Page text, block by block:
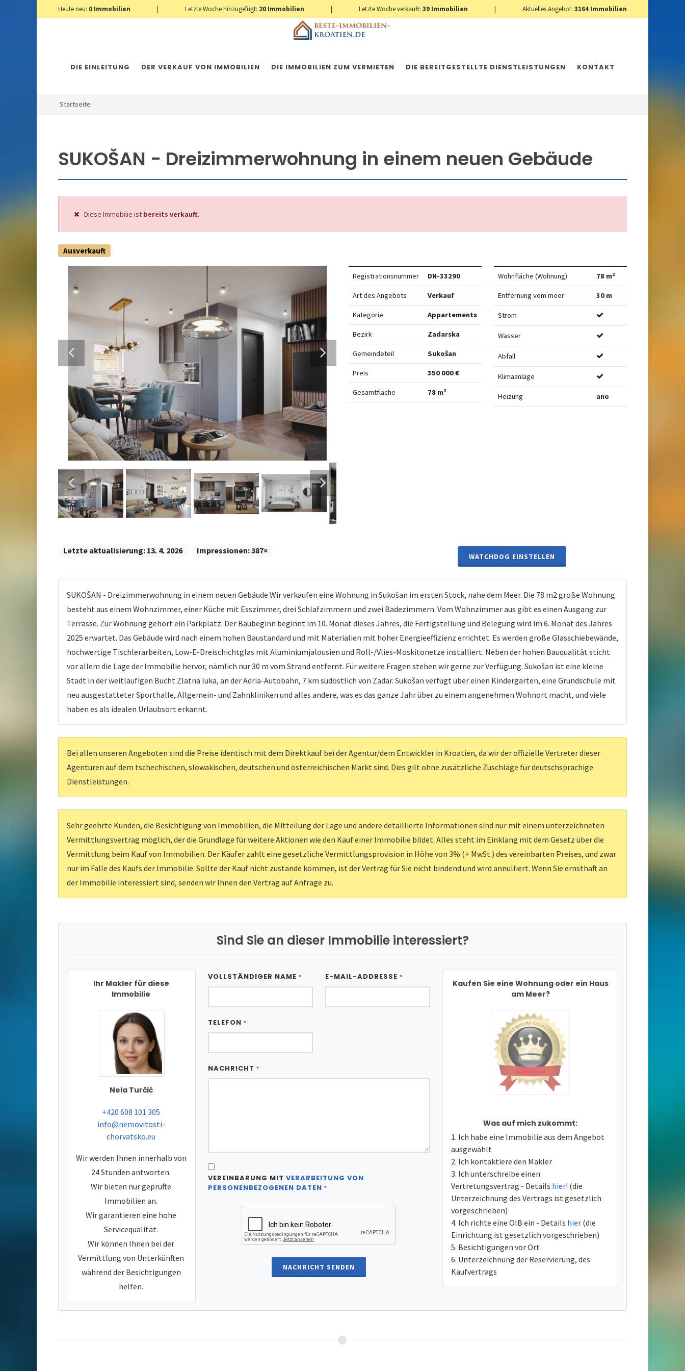
Heute neu: 0 Immobilien | Letzte Woche hinzugefügt: 20 Immobilien | Letzte Woche verkauft: 39 Immobilien | Aktuelles Angebot: 3164 Immobilien
DIE EINLEITUNG DER VERKAUF VON IMMOBILIEN DIE IMMOBILIEN ZUM VERMIETEN DIE BEREITGESTELLTE DIENSTLEISTUNGEN KONTAKT
Startseite
SUKOŠAN - Dreizimmerwohnung in einem neuen Gebäude
Diese Immobilie ist bereits verkauft.
Ausverkauft
Registrationsnummer DN-33290
Art des Angebots Verkauf
Kategorie Appartements
Bezirk Zadarska
Gemeindeteil Sukošan
Preis 350 000 €
Gesamtfläche 78 m²
Wohnfläche (Wohnung) 78 m²
Entfernung vom meer 30 m
Strom
Wasser
Abfall
Klimaanlage
Heizung ano
Letzte aktualisierung: 13. 4. 2026 Impressionen:387×
WATCHDOG EINSTELLEN
SUKOŠAN - Dreizimmerwohnung in einem neuen Gebäude Wir verkaufen eine Wohnung in Sukošan im ersten Stock, nahe dem Meer. Die 78 m2 große Wohnung
besteht aus einem Wohnzimmer, einer Küche mit Esszimmer, drei Schlafzimmern und zwei Badezimmern. Vom Wohnzimmer aus gibt es einen Ausgang zur
Terrasse. Zur Wohnung gehört ein Parkplatz. Der Baubeginn beginnt im 10. Monat dieses Jahres, die Fertigstellung und Belegung wird im 6. Monat des Jahres
2025 erwartet. Das Gebäude wird nach einem hohen Baustandard und mit Materialien mit hoher Energieeffizienz errichtet. Es werden große Glasschiebewände,
hochwertige Tischlerarbeiten, Low-E-Dreischichtglas mit Aluminiumjalousien und Roll-/Vlies-Moskitonetze installiert. Neben der hohen Bauqualität sticht
vor allem die Lage der Immobilie hervor, nämlich nur 30 m vom Strand entfernt. Für weitere Fragen stehen wir gerne zur Verfügung. Sukošan ist eine kleine
Stadt in der weitläufigen Bucht Zlatna luka, an der Adria-Autobahn, 7 km südöstlich von Zadar. Sukošan verfügt über einen Kindergarten, eine Grundschule mit
neu ausgestatteter Sporthalle, Allgemein- und Zahnkliniken und alles andere, was es das ganze Jahr über zu einem angenehmen Wohnort macht, und viele
haben es als idealen Urlaubsort erkannt.
Bei allen unseren Angeboten sind die Preise identisch mit dem Direktkauf bei der Agentur/dem Entwickler in Kroatien, da wir der offizielle Vertreter dieser
Agenturen auf dem tschechischen, slowakischen, deutschen und österreichischen Markt sind. Dies gilt ohne zusätzliche Zuschläge für deutschsprachige
Dienstleistungen.
Sehr geehrte Kunden, die Besichtigung von Immobilien, die Mitteilung der Lage und andere detaillierte Informationen sind nur mit einem unterzeichneten
Vermittlungsvertrag möglich, der die Grundlage für weitere Aktionen wie den Kauf einer Immobilie bildet. Alles steht im Einklang mit dem Gesetz über die
Vermittlung beim Kauf von Immobilien. Der Käufer zahlt eine gesetzliche Vermittlungsprovision in Höhe von 3% (+ MwSt.) des vereinbarten Preises, und zwar
nur im Falle des Kaufs der Immobilie. Sollte der Kauf nicht zustande kommen, ist der Vertrag für Sie nicht bindend und wird annulliert. Wenn Sie ernsthaft an
der Immobilie interessiert sind, senden wir Ihnen den Vertrag auf Anfrage zu.
Sind Sie an dieser Immobilie interessiert?
Ihr Makler für diese
Immobilie
Nela Turčić
tel:
+420 608 101 305
e-mail:
info@nemovitosti-
chorvatsko.eu
Wir werden Ihnen innerhalb von
24 Stunden antworten.
Wir bieten nur geprüfte
Immobilien an.
Wir garantieren eine hohe
Servicequalität.
Wir können Ihnen bei der
Vermittlung von Unterkünften
während der Besichtigungen
helfen.
VOLLSTÄNDIGER NAME * E-MAIL-ADDRESSE *
TELEFON *
NACHRICHT *
VEREINBARUNG MIT VERARBEITUNG VON
PERSONENBEZOGENEN DATEN *
NACHRICHT SENDEN
Kaufen Sie eine Wohnung oder ein Haus
am Meer?
Was auf mich zukommt:
Ich habe eine Immobilie aus dem Angebot
ausgewählt
Ich kontaktiere den Makler
Ich unterschreibe einen
Vertretungsvertrag - Details hier! (die
Unterzeichnung des Vertrags ist gesetzlich
vorgeschrieben)
Ich richte eine OIB ein - Details hier (die
Einrichtung ist gesetzlich vorgeschrieben)
Besichtigungen vor Ort
Unterzeichnung der Reservierung, des
Kaufvertrags